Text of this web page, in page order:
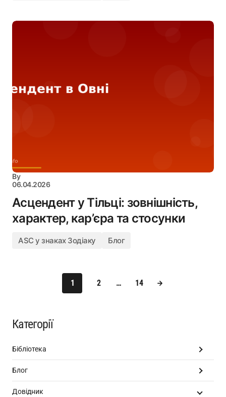
By
06.04.2026
Асцендент у Тільці: зовнішність,
характер, кар’єра та стосунки
ASC у знаках Зодіаку Блог
1 2 … 14
Категорії
Бібліотека
Блог
Довідник